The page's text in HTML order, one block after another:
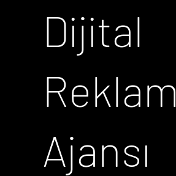
Dijital
Reklam
Ajansı